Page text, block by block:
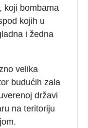
koji bombama
kojih u
i žedna
velika
budućih zala
državi
na teritoriju